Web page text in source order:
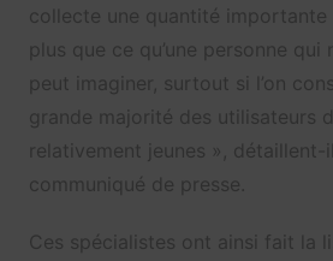
collecte une quantité importante
plus que ce qu’une personne qui
peut imaginer, surtout si l’on
grande majorité des utilisateurs
relativement jeunes », détaillent-
communiqué de presse.
Ces spécialistes ont ainsi fait la